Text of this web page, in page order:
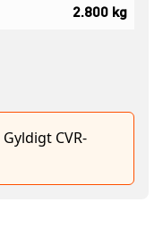
2.800 kg
CVR-